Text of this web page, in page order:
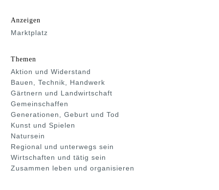
Anzeigen
Marktplatz
Themen
Aktion und Widerstand
Bauen, Technik, Handwerk
Gärtnern und Landwirtschaft
Gemeinschaffen
Generationen, Geburt und Tod
Kunst und Spielen
Natursein
Regional und unterwegs sein
Wirtschaften und tätig sein
Zusammen leben und organisieren